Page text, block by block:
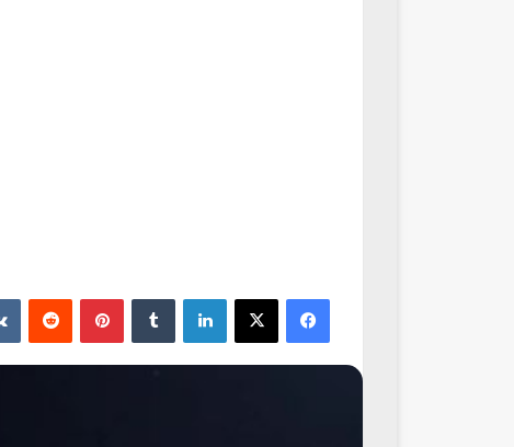
فيسبوك لينكدإن بينتيريست